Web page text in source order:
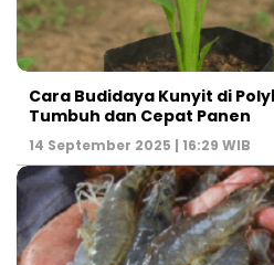
Cara Budidaya Kunyit di
Tumbuh dan Cepat Panen
14 September 2025 | 16:29 WIB